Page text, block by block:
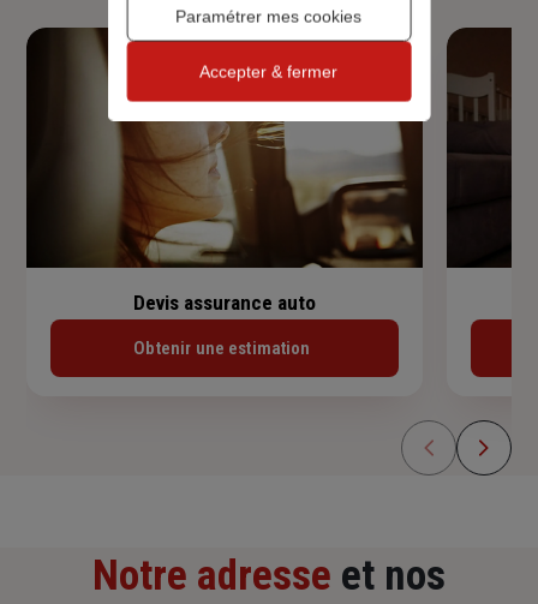
Devis assurance auto
Obtenir une estimation
Notre adresse et nos
Paramétrer mes cookies
Accepter & fermer